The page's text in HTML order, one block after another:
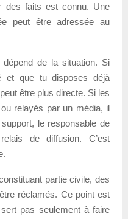
des faits est connu. Une
peut être adressée au
de la situation. Si
et que tu disposes déjà
être plus directe. Si les
relayés par un média, il
le responsable de
de diffusion. C’est
partie civile, des
réclamés. Ce point est
pas seulement à faire